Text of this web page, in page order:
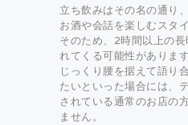
立ち飲みはその名の通り
お酒や会話を楽しむスタイ
そのため、2時間以上の
れてくる可能性があります
じっくり腰を据えて語り
たいといった場合には、
されている通常のお店の
ません。